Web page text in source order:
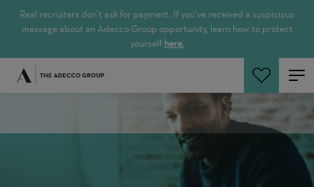
Real recruiters don’t ask for payment. If you’ve received a suspicious
message about an Adecco Group opportunity, learn how to protect
yourself here.
Zoeken